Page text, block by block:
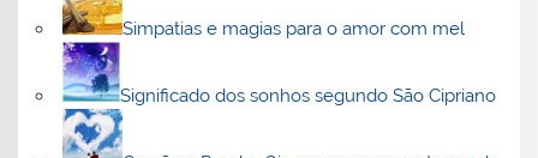
Simpatias e magias para o amor com mel
Significado dos sonhos segundo São Cipriano